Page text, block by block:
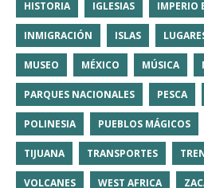
HISTORIA IGLESIAS IMPERIO
INMIGRACIÓN ISLAS
MUSEO MÉXICO MÚSICA
PARQUES NACIONALES PESCA
POLINESIA PUEBLOS MÁGICOS
TIJUANA TRANSPORTES
VOLCANES WEST AFRICA